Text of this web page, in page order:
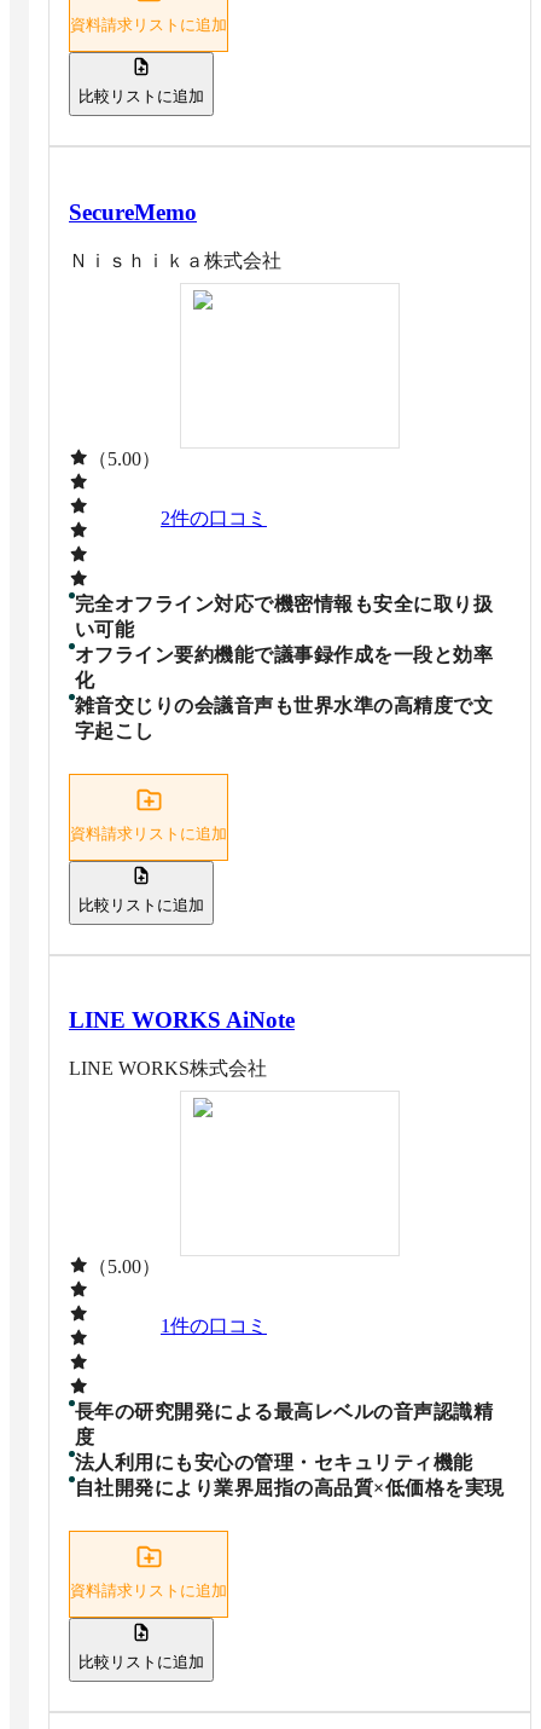
資料請求リストに追加
比較リストに追加
SecureMemo
Ｎｉｓｈｉｋａ株式会社
（5.00）
2件の口コミ
完全オフライン対応で機密情報も安全に取り扱
い可能
オフライン要約機能で議事録作成を一段と効率
化
雑音交じりの会議音声も世界水準の高精度で文
字起こし
資料請求リストに追加
比較リストに追加
LINE WORKS AiNote
LINE WORKS株式会社
（5.00）
1件の口コミ
長年の研究開発による最高レベルの音声認識精
度
法人利用にも安心の管理・セキュリティ機能
自社開発により業界屈指の高品質×低価格を実現
資料請求リストに追加
比較リストに追加